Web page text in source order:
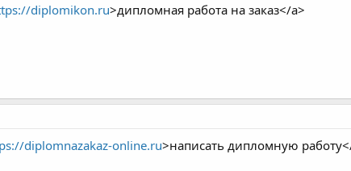
diplomikon.ru>дипломная работа на заказ</a>
diplomnazakaz-online.ru>написать дипломную